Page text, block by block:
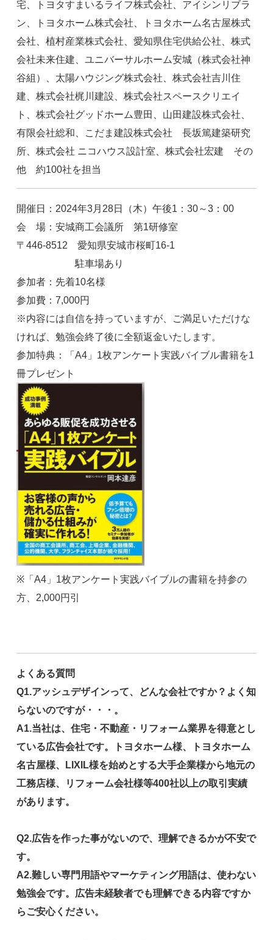
宅、トヨタすまいるライフ株式会社、アイシンリブラ
ン、トヨタホーム株式会社、トヨタホーム名古屋株式
会社、植村産業株式会社、愛知県住宅供給公社、株式
会社未来住建、ユニバーサルホーム安城（株式会社神
谷組）、太陽ハウジング株式会社、株式会社吉川住
建、株式会社梶川建設、株式会社スペースクリエイ
ト、株式会社グッドホーム豊田、山田建設株式会社、
有限会社総和、こだま建設株式会社 長坂篤建築研究
所、 株式会社 ニコハウス設計室、株式会社宏建 その
他 約100社を担当
開催日：2024年3月28日（木）午後1：30～3：00
会 場：安城商工会議所 第1研修室
〒446-8512 愛知県安城市桜町16-1
駐車場あり
参加者：先着10名様
参加費：7,000円
※内容には自信を持っていますが、ご満足いただけな
ければ、勉強会終了後に全額返金いたします。
参加特典：「A4」1枚アンケート実践バイブル書籍を1
冊プレゼント
※「A4」1枚アンケート実践バイブルの書籍を持参の
方、2,000円引
よくある質問
Q1.アッシュデザインって、どんな会社ですか？よく知
らないのですが・・・。
A1.当社は、住宅・不動産・リフォーム業界を得意とし
ている広告会社です。トヨタホーム様、トヨタホーム
名古屋様、LIXIL様を始めとする大手企業様から地元の
工務店様、リフォーム会社様等400社以上の取引実績
があります。
Q2.広告を作った事がないので、理解できるかが不安で
す。
A2.難しい専門用語やマーケティング用語は、使わない
勉強会です。広告未経験者でも理解できる内容ですか
らご安心ください。